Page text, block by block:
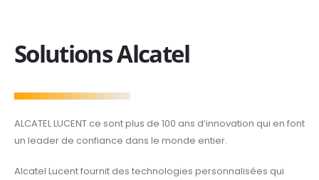
Solutions Alcatel
ALCATEL LUCENT ce sont plus de 100 ans d’innovation qui en font
un leader de confiance dans le monde entier.
Alcatel Lucent fournit des technologies personnalisées qui